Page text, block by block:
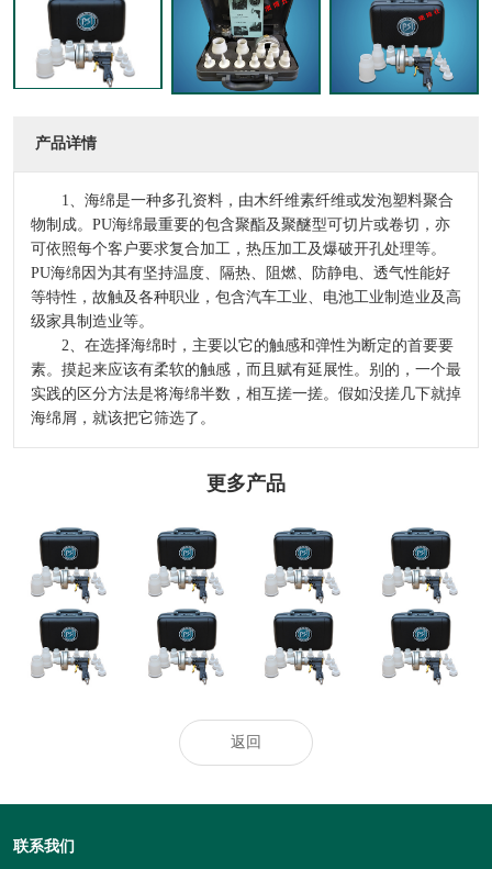
产品详情
1、海绵是一种多孔资料，由木纤维素纤维或发泡塑料聚合
物制成。PU海绵最重要的包含聚酯及聚醚型可切片或卷切，亦
可依照每个客户要求复合加工，热压加工及爆破开孔处理等。
PU海绵因为其有坚持温度、隔热、阻燃、防静电、透气性能好
等特性，故触及各种职业，包含汽车工业、电池工业制造业及高
级家具制造业等。
2、在选择海绵时，主要以它的触感和弹性为断定的首要要
素。摸起来应该有柔软的触感，而且赋有延展性。别的，一个最
实践的区分方法是将海绵半数，相互搓一搓。假如没搓几下就掉
海绵屑，就该把它筛选了。
更多产品
河北发布二〇二
四年度企业标
准“领跑者”
2024-2029全球及
中國CMP拋光液
過濾器行業研讨
及十四五規劃剖
析報告
洪水灾后防疫科
普
选哪个洁厕品牌
好？2026洁厕灵
泡沫清洁剂去污
剂：马桶蹲厕去
污效果出众
“无人经济”演绎
异样精彩
热门推荐_空调_
空气净化器_智
慧空净频道_天
极网
奥克股份：与韩
国达善确定联合
开发合作意向
天极网_专业IT
门户
返回
联系我们